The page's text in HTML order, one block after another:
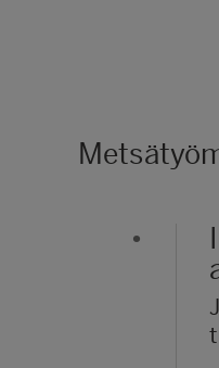
•